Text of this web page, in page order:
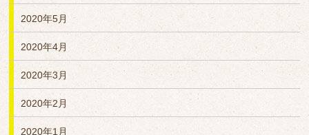
2020年5月
2020年4月
2020年3月
2020年2月
2020年1月